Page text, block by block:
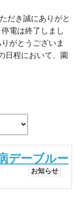
だき誠にありがと
電は終了しまし
がとうございま
日程において、園
デーブルー
お知らせ